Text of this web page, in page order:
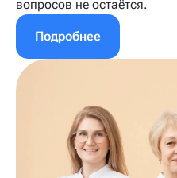
вопросов не остаётся.
Подробнее